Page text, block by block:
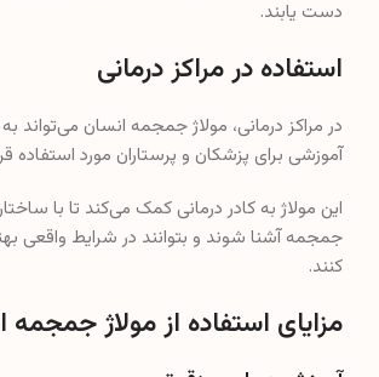
دست یابند.
استفاده در مراکز درمانی
در مراکز درمانی، مولاژ جمجمه انسان می‌تواند به
آموزشی برای پزشکان و پرستاران مورد استفاده
این مولاژ به کادر درمانی کمک می‌کند تا با
جمجمه آشنا شوند و بتوانند در شرایط واقعی
کنند.
مزایای استفاده از مولاژ جمجمه